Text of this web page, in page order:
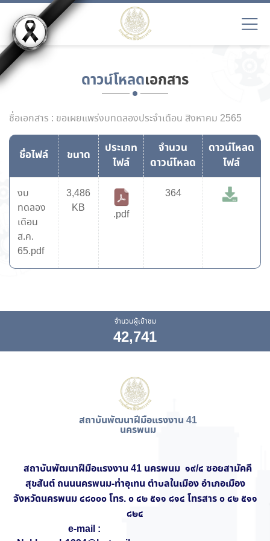
ดาวน์โหลดเอกสาร
ชื่อเอกสาร : ขอเผยแพร่งบทดลองประจำเดือน สิงหาคม 2565
ชื่อไฟล์ ขนาด
ประเภท
ไฟล์
จำนวน
ดาวน์โหลด
ดาวน์โหลด
ไฟล์
งบ
ทดลอง
เดือน
ส.ค.
65.pdf
3,486
KB
.pdf
364
จำนวนผู้เข้าชม
42,741
สถาบันพัฒนาฝีมือแรงงาน 41
นครพนม
สถาบันพัฒนาฝีมือแรงงาน 41 นครพนม ๑๙/๔ ซอยสามัคคี
สุขสันต์ ถนนนครพนม-ท่าอุเทน ตำบลในเมือง อำเภอเมือง
จังหวัดนครพนม ๔๘๐๐๐ โทร. ๐ ๔๒ ๕๑๑ ๘๑๔ โทรสาร ๐ ๔๒ ๕๑๑
๘๒๔
e-mail :